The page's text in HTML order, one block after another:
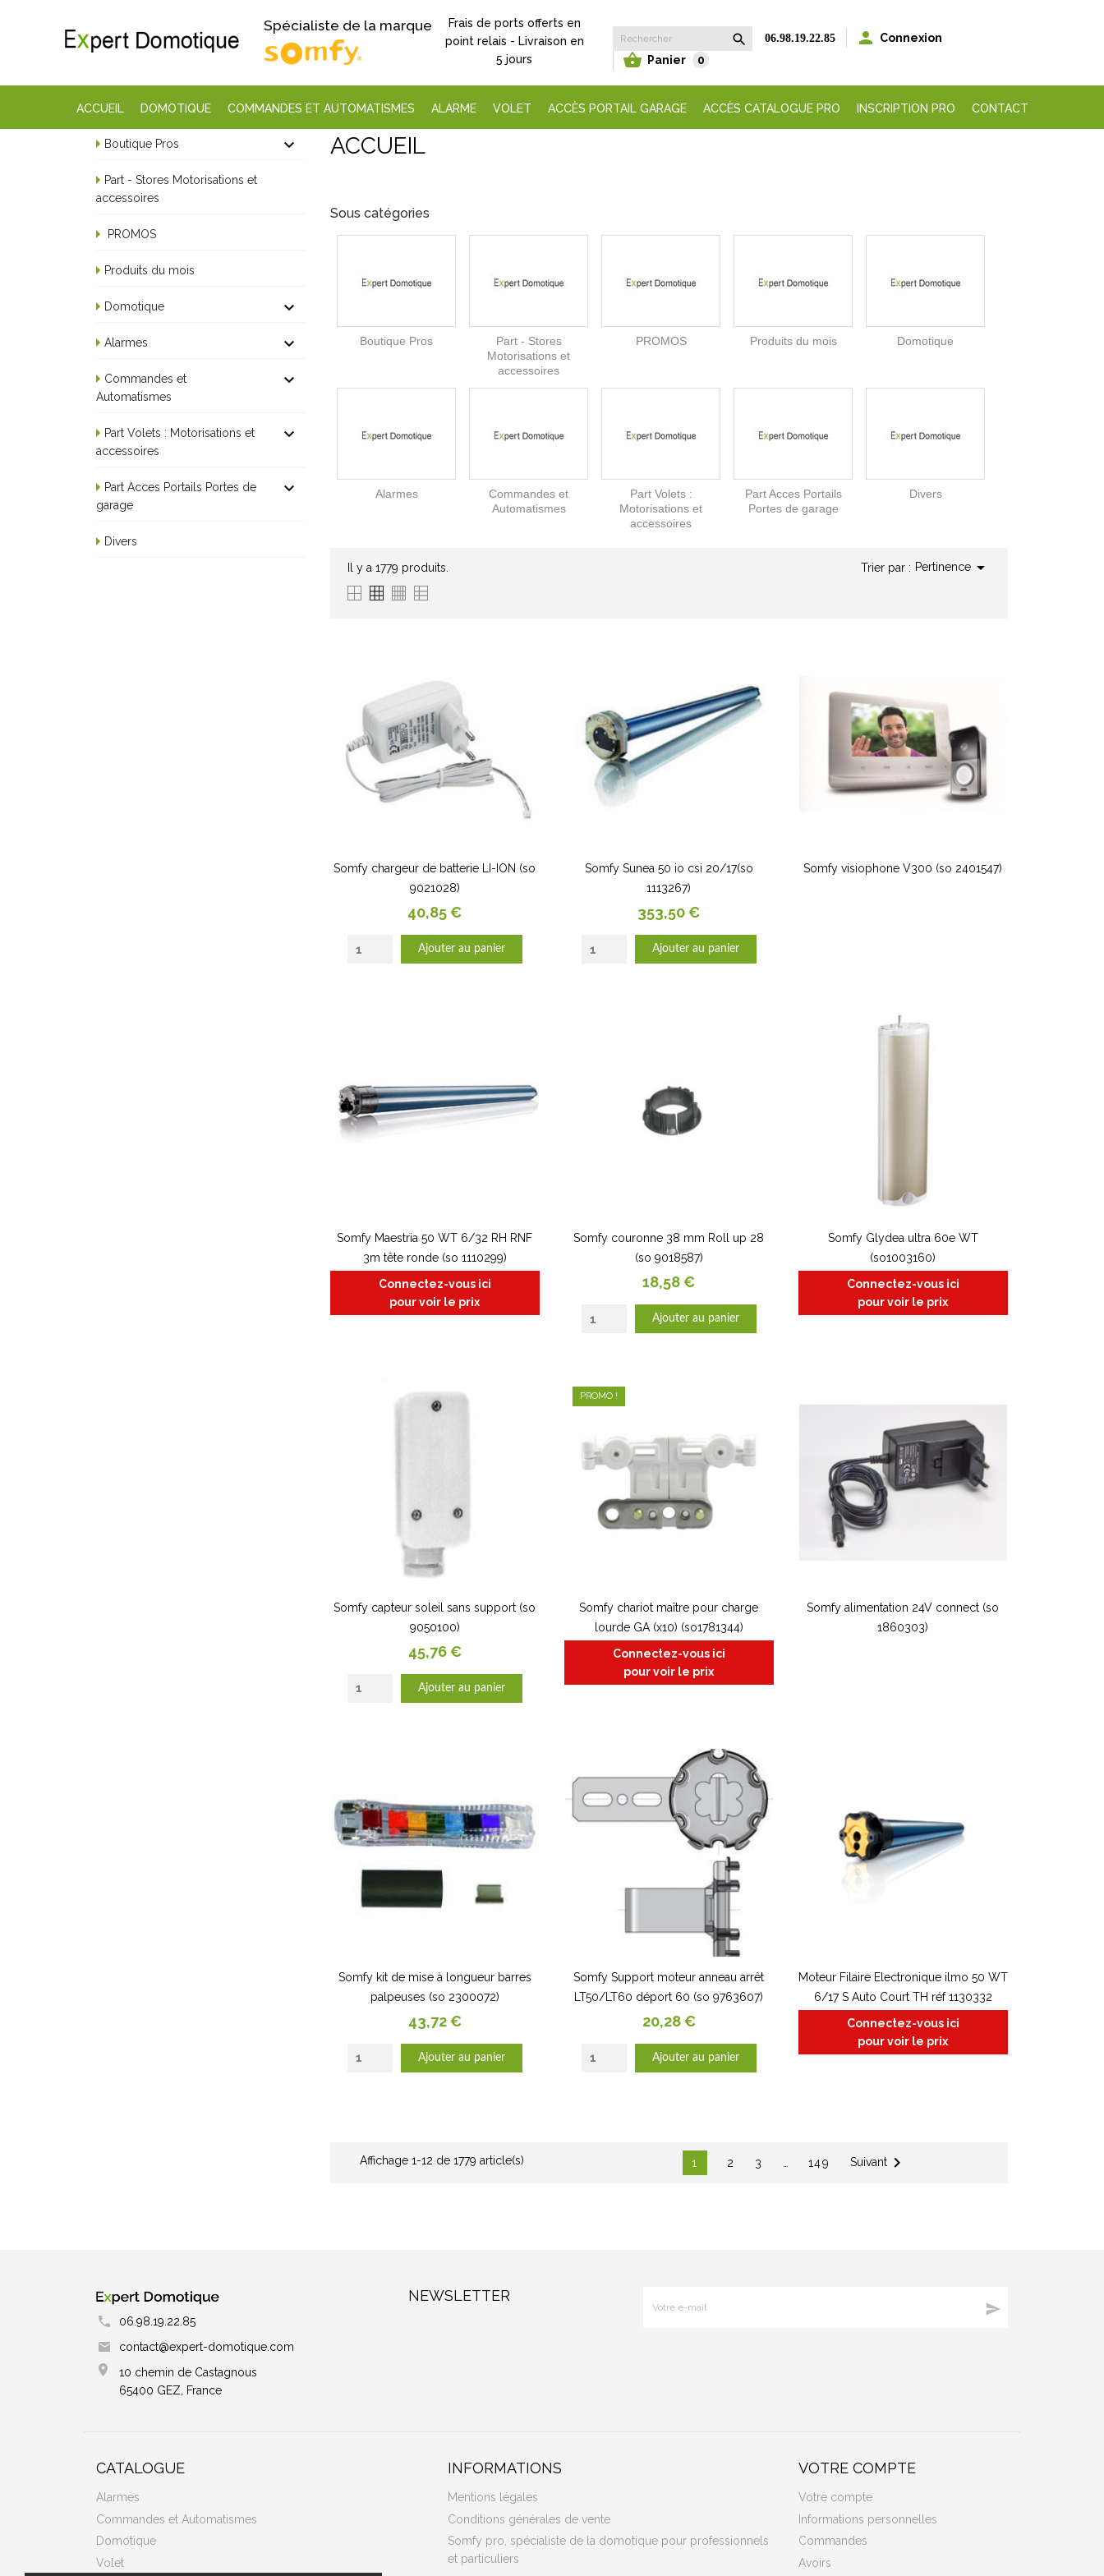
Spécialiste de la marque
Frais de ports offerts en
point relais - Livraison en
5 jours
 06.98.19.22.85  Connexion
 Panier 0
ACCUEIL DOMOTIQUE COMMANDES ET AUTOMATISMES ALARME VOLET ACCÈS PORTAIL GARAGE ACCÈS CATALOGUE PRO INSCRIPTION PRO CONTACT
Boutique Pros 
Part - Stores Motorisations et
accessoires
PROMOS
Produits du mois
Domotique 
Alarmes 
Commandes et
Automatismes

Part Volets : Motorisations et
accessoires

Part Acces Portails Portes de
garage

Divers
ACCUEIL
Sous catégories
Boutique Pros
Part - Stores
Motorisations et
accessoires
PROMOS Produits du mois Domotique
Alarmes
Commandes et
Automatismes
Part Volets :
Motorisations et
accessoires
Part Acces Portails
Portes de garage
Divers
Il y a 1779 produits. Trier par : Pertinence 
Somfy chargeur de batterie LI-ION (so
9021028)
Prix
40,85 €
Ajouter au panier
Somfy Sunea 50 io csi 20/17(so
1113267)
Prix
353,50 €
Ajouter au panier
Somfy visiophone V300 (so 2401547)
Somfy Maestria 50 WT 6/32 RH RNF
3m tête ronde (so 1110299)
Connectez-vous ici
pour voir le prix
Somfy couronne 38 mm Roll up 28
(so 9018587)
Prix
18,58 €
Ajouter au panier
Somfy Glydea ultra 60e WT
(so1003160)
Connectez-vous ici
pour voir le prix
Somfy capteur soleil sans support (so
9050100)
Prix
45,76 €
Ajouter au panier
Somfy chariot maître pour charge
lourde GA (x10) (so1781344)
Connectez-vous ici
pour voir le prix
PROMO !
Somfy alimentation 24V connect (so
1860303)
Somfy kit de mise à longueur barres
palpeuses (so 2300072)
Prix
43,72 €
Ajouter au panier
Somfy Support moteur anneau arrêt
LT50/LT60 déport 60 (so 9763607)
Prix
20,28 €
Ajouter au panier
Moteur Filaire Electronique ilmo 50 WT
6/17 S Auto Court TH réf 1130332
Connectez-vous ici
pour voir le prix
Affichage 1-12 de 1779 article(s) 1 2 3 149 Suivant
06.98.19.22.85
contact@expert-domotique.com
10 chemin de Castagnous
65400 GEZ, France
NEWSLETTER

CATALOGUE
Alarmes
Commandes et Automatismes
Domotique
Volet
INFORMATIONS
Mentions légales
Conditions générales de vente
Somfy pro, spécialiste de la domotique pour professionnels
et particuliers
VOTRE COMPTE
Votre compte
Informations personnelles
Commandes
Avoirs